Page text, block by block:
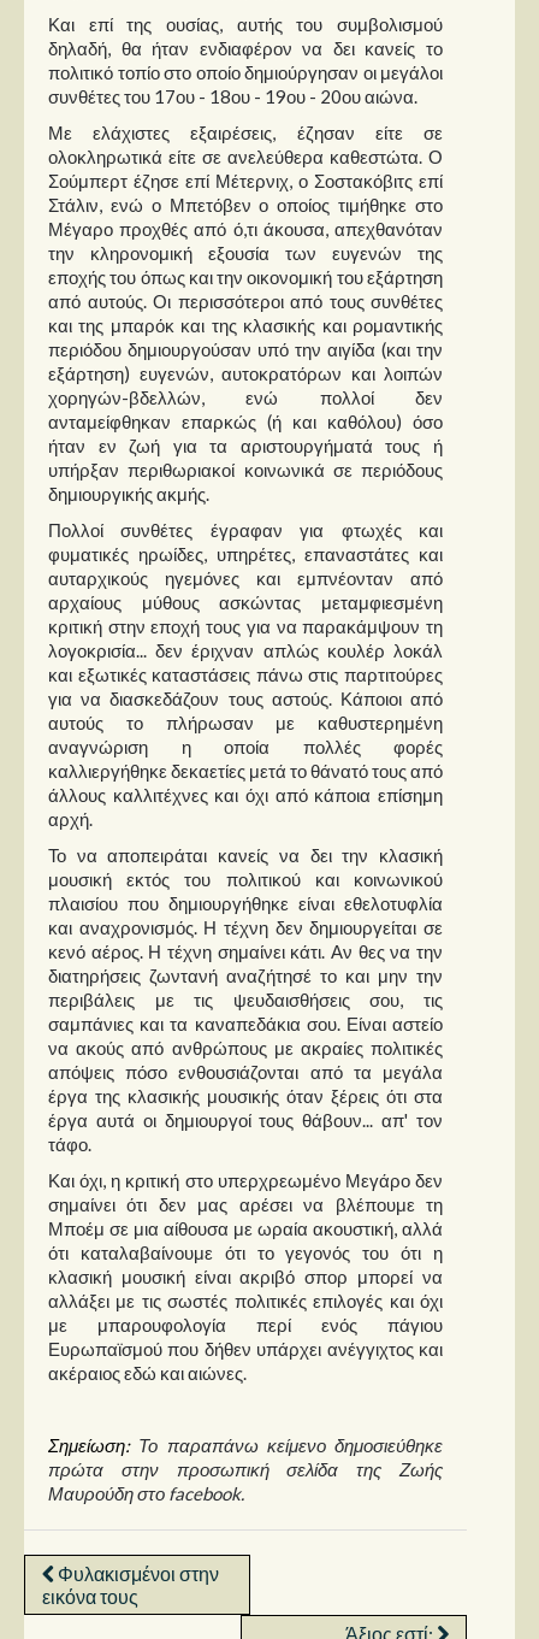
Και επί της ουσίας, αυτής του συμβολισμού
δηλαδή, θα ήταν ενδιαφέρον να δει κανείς το
πολιτικό τοπίο στο οποίο δημιούργησαν οι μεγάλοι
συνθέτες του 17ου - 18ου - 19ου - 20ου αιώνα.
Με ελάχιστες εξαιρέσεις, έζησαν είτε σε
ολοκληρωτικά είτε σε ανελεύθερα καθεστώτα. Ο
Σούμπερτ έζησε επί Μέτερνιχ, ο Σοστακόβιτς επί
Στάλιν, ενώ ο Μπετόβεν ο οποίος τιμήθηκε στο
Μέγαρο προχθές από ό,τι άκουσα, απεχθανόταν
την κληρονομική εξουσία των ευγενών της
εποχής του όπως και την οικονομική του εξάρτηση
από αυτούς. Οι περισσότεροι από τους συνθέτες
και της μπαρόκ και της κλασικής και ρομαντικής
περιόδου δημιουργούσαν υπό την αιγίδα (και την
εξάρτηση) ευγενών, αυτοκρατόρων και λοιπών
χορηγών-βδελλών, ενώ πολλοί δεν
ανταμείφθηκαν επαρκώς (ή και καθόλου) όσο
ήταν εν ζωή για τα αριστουργήματά τους ή
υπήρξαν περιθωριακοί κοινωνικά σε περιόδους
δημιουργικής ακμής.
Πολλοί συνθέτες έγραφαν για φτωχές και
φυματικές ηρωίδες, υπηρέτες, επαναστάτες και
αυταρχικούς ηγεμόνες και εμπνέονταν από
αρχαίους μύθους ασκώντας μεταμφιεσμένη
κριτική στην εποχή τους για να παρακάμψουν τη
λογοκρισία... δεν έριχναν απλώς κουλέρ λοκάλ
και εξωτικές καταστάσεις πάνω στις παρτιτούρες
για να διασκεδάζουν τους αστούς. Κάποιοι από
αυτούς το πλήρωσαν με καθυστερημένη
αναγνώριση η οποία πολλές φορές
καλλιεργήθηκε δεκαετίες μετά το θάνατό τους από
άλλους καλλιτέχνες και όχι από κάποια επίσημη
αρχή.
Το να αποπειράται κανείς να δει την κλασική
μουσική εκτός του πολιτικού και κοινωνικού
πλαισίου που δημιουργήθηκε είναι εθελοτυφλία
και αναχρονισμός. Η τέχνη δεν δημιουργείται σε
κενό αέρος. Η τέχνη σημαίνει κάτι. Αν θες να την
διατηρήσεις ζωντανή αναζήτησέ το και μην την
περιβάλεις με τις ψευδαισθήσεις σου, τις
σαμπάνιες και τα καναπεδάκια σου. Είναι αστείο
να ακούς από ανθρώπους με ακραίες πολιτικές
απόψεις πόσο ενθουσιάζονται από τα μεγάλα
έργα της κλασικής μουσικής όταν ξέρεις ότι στα
έργα αυτά οι δημιουργοί τους θάβουν... απ' τον
τάφο.
Και όχι, η κριτική στο υπερχρεωμένο Μεγάρο δεν
σημαίνει ότι δεν μας αρέσει να βλέπουμε τη
Μποέμ σε μια αίθουσα με ωραία ακουστική, αλλά
ότι καταλαβαίνουμε ότι το γεγονός του ότι η
κλασική μουσική είναι ακριβό σπορ μπορεί να
αλλάξει με τις σωστές πολιτικές επιλογές και όχι
με μπαρουφολογία περί ενός πάγιου
Ευρωπαϊσμού που δήθεν υπάρχει ανέγγιχτος και
ακέραιος εδώ και αιώνες.
Σημείωση: Το παραπάνω κείμενο δημοσιεύθηκε
πρώτα στην προσωπική σελίδα της Ζωής
Μαυρούδη στο facebook.
Φυλακισμένοι στην
εικόνα τους
Άξιος εστί;